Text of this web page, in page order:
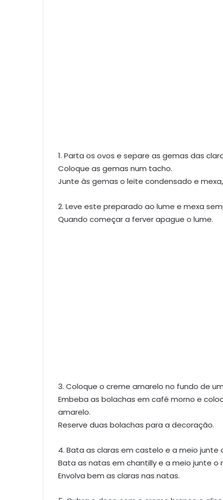
1. Parta os ovos e separe as gemas das
Coloque as gemas num tacho.
Junte às gemas o leite condensado e
2. Leve este preparado ao lume e mexa
Quando começar a ferver apague o lume.
3. Coloque o creme amarelo no fundo de
Embeba as bolachas em café morno e
amarelo.
Reserve duas bolachas para a decoração.
4. Bata as claras em castelo e a meio junte
Bata as natas em chantilly e a meio junte o
Envolva bem as claras nas natas.